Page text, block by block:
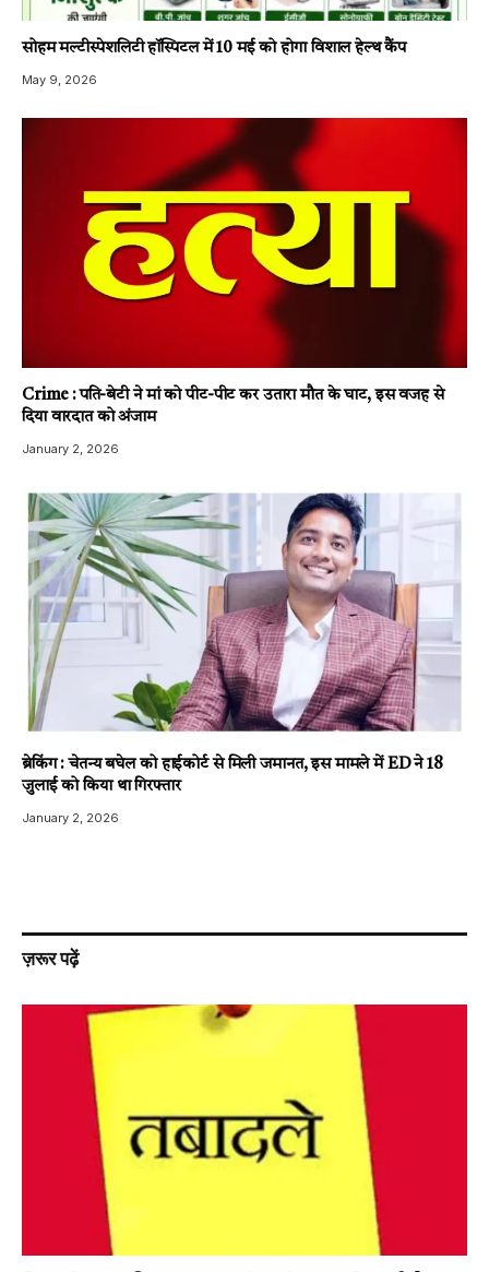
सोहम मल्टीस्पेशलिटी हॉस्पिटल में 10 मई को होगा विशाल हेल्थ कैंप
May 9, 2026
Crime : पति-बेटी ने मां को पीट-पीट कर उतारा मौत के घाट, इस वजह से
दिया वारदात को अंजाम
January 2, 2026
ब्रेकिंग : चेतन्य बघेल को हाईकोर्ट से मिली जमानत, इस मामले में ED ने 18
जुलाई को किया था गिरफ्तार
January 2, 2026
ज़रूर पढ़ें